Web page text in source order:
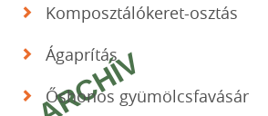
Komposztálókeret-osztás
Ágaprítás
Őshonos gyümölcsfavásár